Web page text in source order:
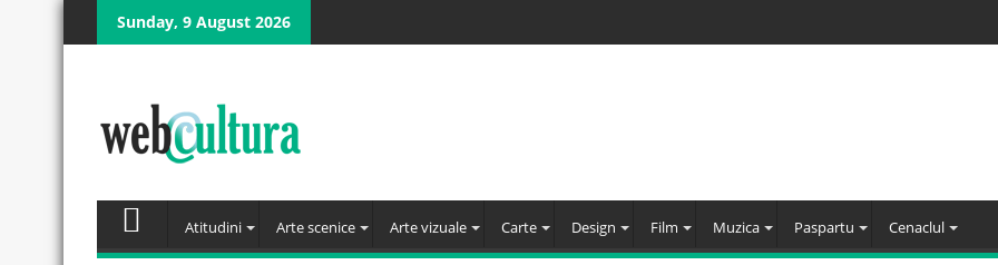
Skip
Sunday, 9 August 2026
Atitudini Arte scenice Arte vizuale Carte Design Film Muzica Paspartu Cenaclul